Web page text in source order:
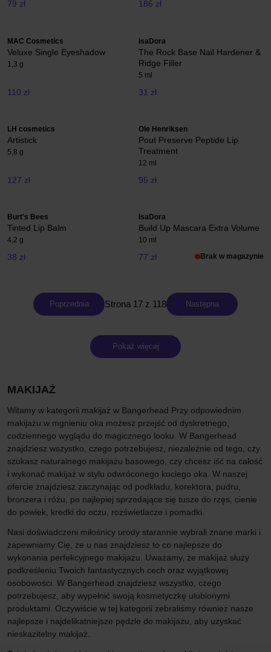
79 zł 186 zł
MAC Cosmetics
Veluxe Single Eyeshadow
1,3 g
110 zł
IsaDora
The Rock Base Nail Hardener &
Ridge Filler
5 ml
31 zł
LH cosmetics
Artistick
5,8 g
127 zł
Ole Henriksen
Pout Preserve Peptide Lip
Treatment
12 ml
95 zł
Burt's Bees
Tinted Lip Balm
4,2 g
38 zł
IsaDora
Build Up Mascara Extra Volume
10 ml
77 zł Brak w magazynie
Poprzednia Strona 17 z 118 Następna
Pokaż więcej
MAKIJAŻ
Witamy w kategorii makijaż w Bangerhead Przy odpowiednim
makijażu w mgnieniu oka możesz przejść od dyskretnego,
codziennego wyglądu do magicznego looku. W Bangerhead
znajdziesz wszystko, czego potrzebujesz, niezależnie od tego, czy
szukasz naturalnego makijażu basowego, czy chcesz iść na całość
i wykonać makijaż w stylu odwróconego kociego oka. W naszej
ofercie znajdziesz zaczynając od podkładu, korektora, pudru,
bronzera i różu, po najlepiej sprzedające się tusze do rzęs, cienie
do powiek, kredki do oczu, rozświetlacze i pomadki.
Nasi doświadczeni miłośnicy urody starannie wybrali znane marki i
zapewniamy Cię, że u nas znajdziesz to co najlepsze do
wykonania perfekcyjnego makijażu. Uważamy, że makijaż służy
podkreśleniu Twoich fantastycznych cech oraz wyjątkowej
osobowości. W Bangerhead znajdziesz wszystko, czego
potrzebujesz, aby wypełnić swoją kosmetyczkę ulubionymi
produktami. Oczywiście w tej kategorii zebraliśmy również nasze
najlepsze i najdelikatniejsze pędzle do makijażu, aby uzyskać
nieskazitelny makijaż.